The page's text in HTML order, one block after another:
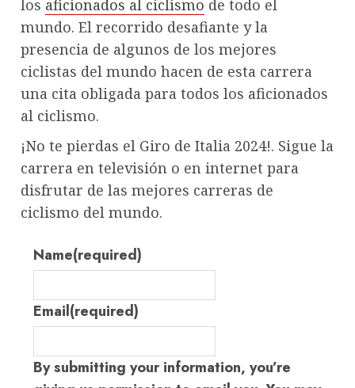
los aficionados al ciclismo de todo el
mundo. El recorrido desafiante y la
presencia de algunos de los mejores
ciclistas del mundo hacen de esta carrera
una cita obligada para todos los aficionados
al ciclismo.
¡No te pierdas el Giro de Italia 2024!. Sigue la
carrera en televisión o en internet para
disfrutar de las mejores carreras de
ciclismo del mundo.
Name(required)
Email(required)
By submitting your information, you’re